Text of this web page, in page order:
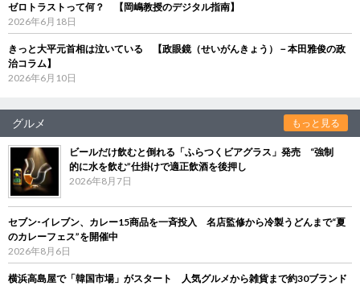
ゼロトラストって何？ 【岡嶋教授のデジタル指南】
2026年6月18日
きっと大平元首相は泣いている 【政眼鏡（せいがんきょう）－本田雅俊の政
治コラム】
2026年6月10日
グルメ もっと見る
ビールだけ飲むと倒れる「ふらつくビアグラス」発売 “強制
的に水を飲む”仕掛けで適正飲酒を後押し
2026年8月7日
セブン‐イレブン、カレー15商品を一斉投入 名店監修から冷製うどんまで“夏
のカレーフェス”を開催中
2026年8月6日
横浜高島屋で「韓国市場」がスタート 人気グルメから雑貨まで約30ブランド